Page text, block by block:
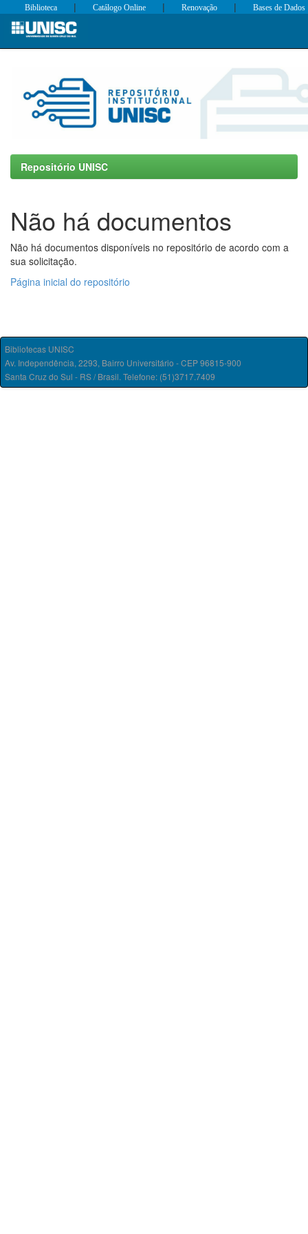
Skip
Biblioteca | Catálogo Online | Renovação | Bases de Dados
Repositório UNISC
Não há documentos
Não há documentos disponíveis no repositório de acordo com a
sua solicitação.
Página inicial do repositório
Bibliotecas UNISC
Av. Independência, 2293, Bairro Universitário - CEP 96815-900
Santa Cruz do Sul - RS / Brasil. Telefone: (51)3717.7409